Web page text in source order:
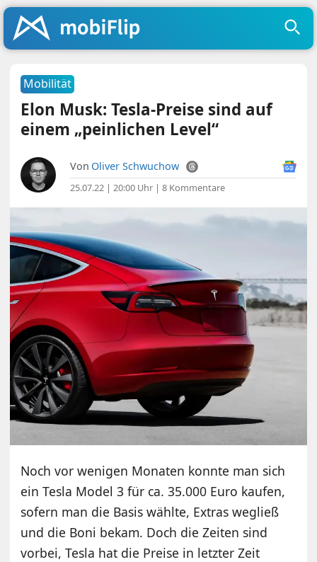
Mobilität
Elon Musk: Tesla-Preise sind auf
einem „peinlichen Level“
Von Oliver Schwuchow
25.07.22 | 20:00 Uhr |8 Kommentare
Noch vor wenigen Monaten konnte man sich
ein Tesla Model 3 für ca. 35.000 Euro kaufen,
sofern man die Basis wählte, Extras wegließ
und die Boni bekam. Doch die Zeiten sind
vorbei, Tesla hat die Preise in letzter Zeit